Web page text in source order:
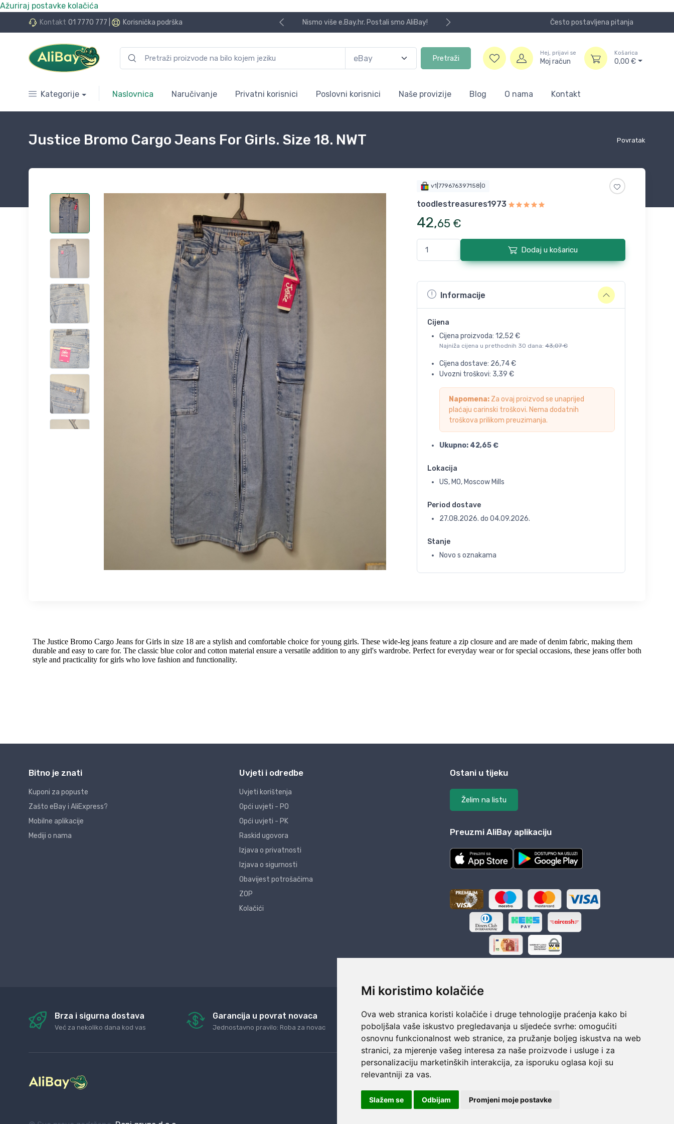
Mi koristimo kolačiće
Ova web stranica koristi kolačiće i druge tehnologije praćenja kako bi
poboljšala vaše iskustvo pregledavanja u sljedeće svrhe: omogućiti
osnovnu funkcionalnost web stranice, za pružanje boljeg iskustva na web
stranici, za mjerenje vašeg interesa za naše proizvode i usluge i za
personalizaciju marketinških interakcija, za isporuku oglasa koji su
relevantniji za vas.
Slažem se Odbijam Promjeni moje postavke
Ažuriraj postavke kolačića
Kontakt 01 7770 777 Korisnička podrška
24 rate bez kamata Nismo više e.Bay.hr. Postali smo AliBay! Često postavljena pitanja
Pretraži
Hej, prijavi se
Moj račun
Košarica
0,00 €
Kategorije Naslovnica Naručivanje Privatni korisnici Poslovni korisnici Naše provizije Blog O nama Kontakt
Povratak
Justice Bromo Cargo Jeans For Girls. Size 18. NWT
v1|779676397158|0
toodlestreasures1973
42,65 €
Dodaj u košaricu
Informacije
Cijena
Cijena proizvoda: 12,52 €
Najniža cijena u prethodnih 30 dana: 43,07 €
Cijena dostave: 26,74€
Uvozni troškovi: 3,39 €
Napomena:Za ovaj proizvod se unaprijed
plaćaju carinski troškovi. Nema dodatnih
troškova prilikom preuzimanja.
Ukupno: 42,65€
Lokacija
US, MO, Moscow Mills
Period dostave
27.08.2026. do 04.09.2026.
Stanje
Novo s oznakama
Bitno je znati
Kuponi za popuste
Zašto eBay i AliExpress?
Mobilne aplikacije
Mediji o nama
Uvjeti i odredbe
Uvjeti korištenja
Opći uvjeti - PO
Opći uvjeti - PK
Raskid ugovora
Izjava o privatnosti
Izjava o sigurnosti
Obavijest potrošačima
ZOP
Kolačići
Ostani u tijeku
Želim na listu
Preuzmi AliBay aplikaciju
Brza i sigurna dostava
Već za nekoliko dana kod vas
Garancija u povrat novaca
Jednostavno pravilo: Roba za novac
24/7 odlična podrška
Naši agenti uvijek na raspolaganju
Sigurno obročno plaćanje
Do 24 rata bez kamata